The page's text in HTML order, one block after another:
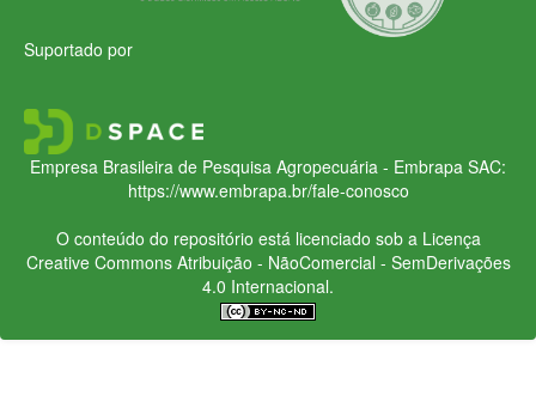
Suportado por
Empresa Brasileira de Pesquisa Agropecuária - Embrapa SAC:
https://www.embrapa.br/fale-conosco
O conteúdo do repositório está licenciado sob a Licença
Creative CommonsAtribuição - NãoComercial - SemDerivações
4.0 Internacional.